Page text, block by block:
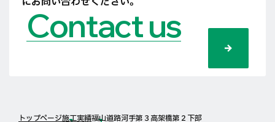
Contact us
トップページ施工実績福山道路河手第３高架橋第２下部